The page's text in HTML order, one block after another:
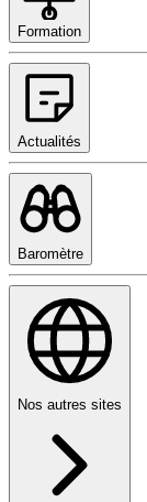
Formation
Actualités
Baromètre
Nos autres sites